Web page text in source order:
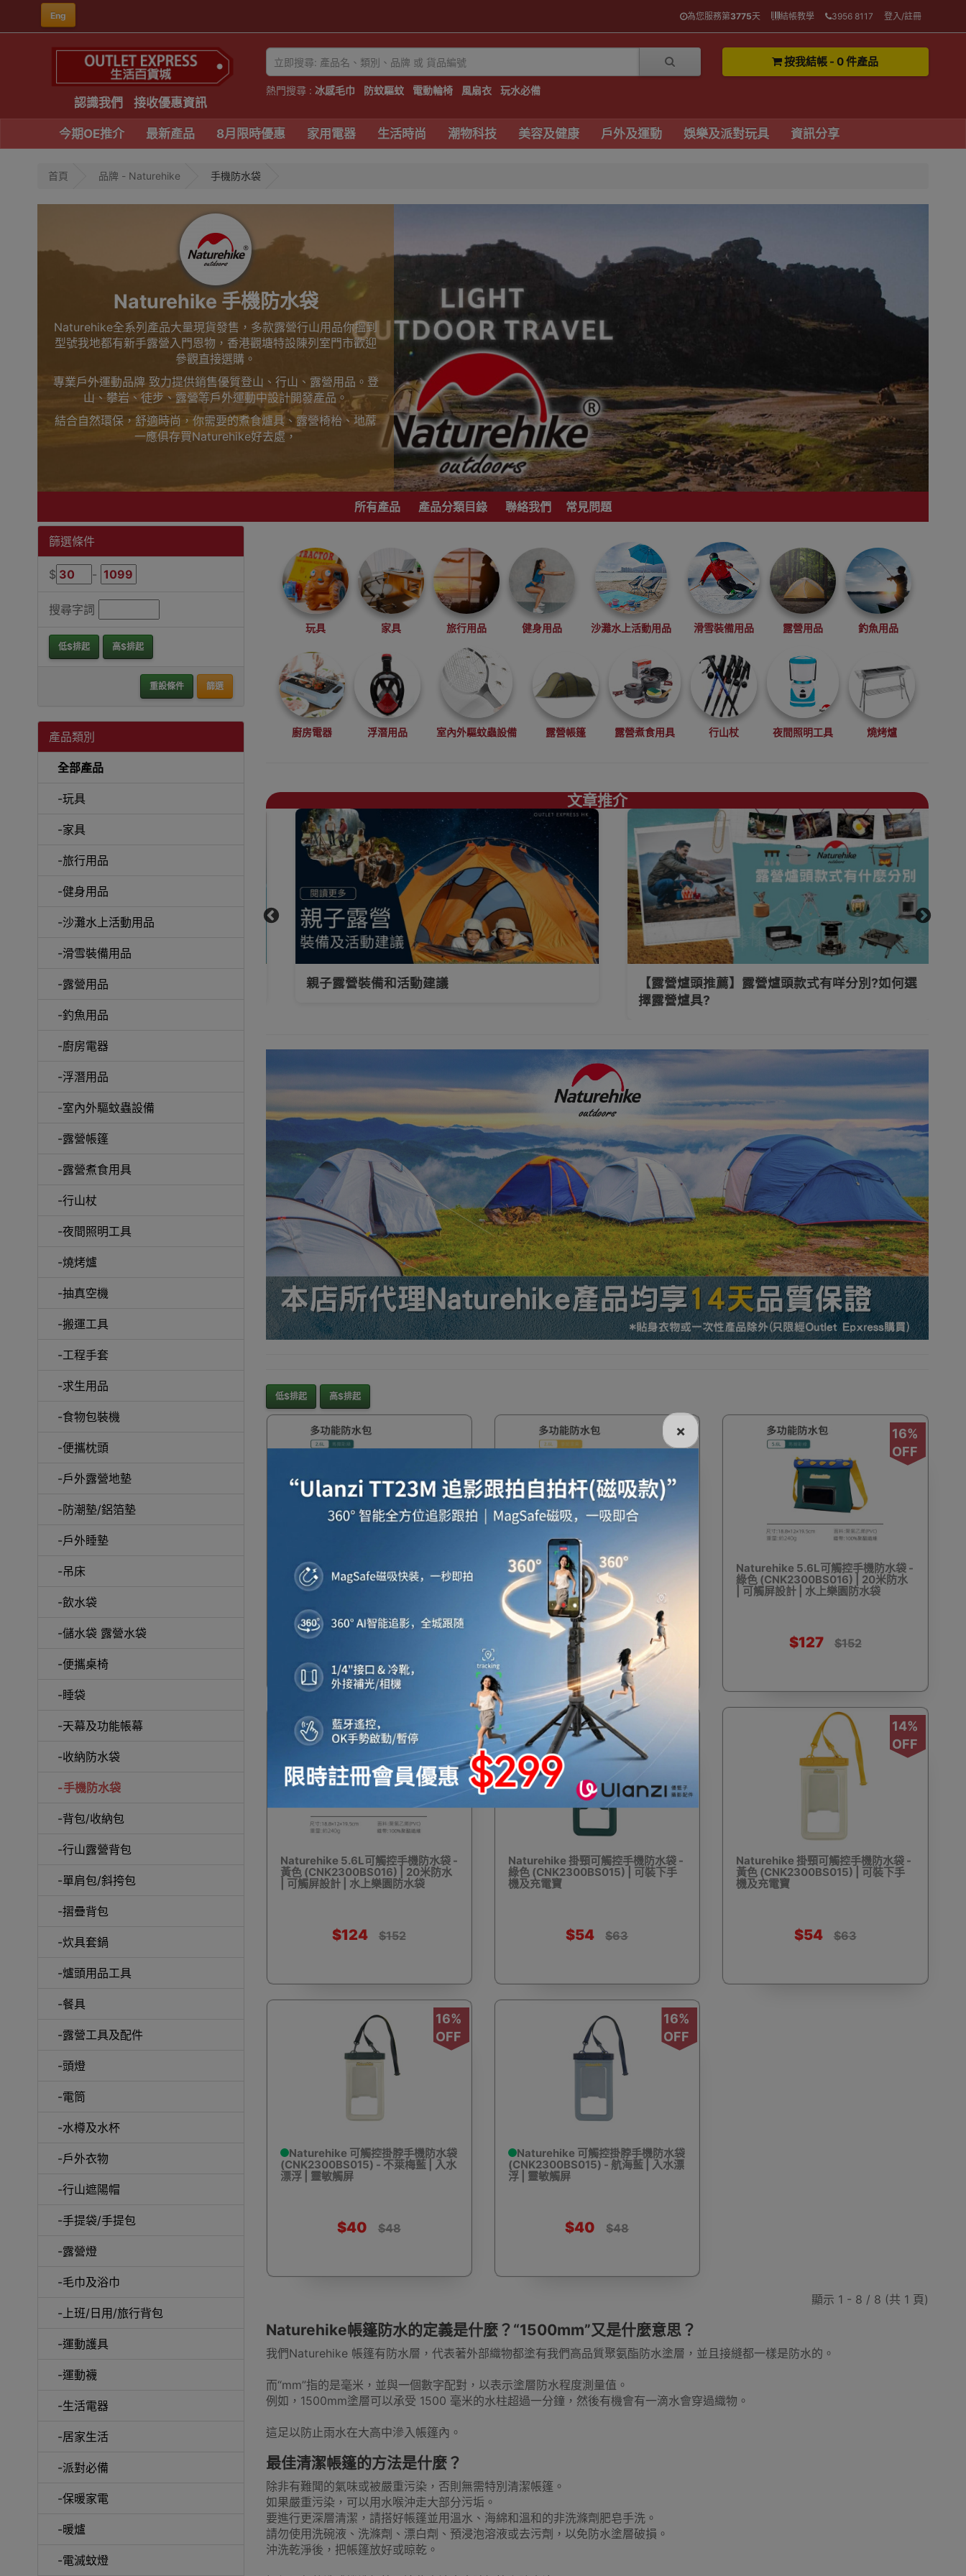
Eng 為您服務第3775天 結帳教學 3956 8117 登入/註冊
認識我們 接收優惠資訊
熱門搜尋 : 冰感毛巾 防蚊驅蚊 電動輪椅 風扇衣 玩水必備
按我結帳 - 0 件產品
今期OE推介 最新產品 8月限時優惠 家用電器 生活時尚 潮物科技 美容及健康 戶外及運動 娛樂及派對玩具 資訊分享
首頁 品牌 - Naturehike 手機防水袋
Naturehike 手機防水袋
Naturehike全系列產品大量現貨發售，多款露營行山用品你搵到
型號我地都有新手露營入門恩物，香港觀塘特設陳列室門市歡迎
參觀直接選購。
專業戶外運動品牌 致力提供銷售優質登山、行山、露營用品。登
山、攀岩、徒步、露營等戶外運動中設計開發產品。
結合自然環保，舒適時尚，你需要的煮食爐具、露營椅枱、地蓆
一應俱存買Naturehike好去處，
觀塘陳列室門市選購
買滿$1000免費送貨，送到港九、新界、旺角都得，睇岩心水就
Outlet Express 生活百貨城為Naturehike香港地區代理商
Naturehike手機防水袋香港銷售點
所有產品 產品分類目錄 聯絡我們 常見問題
篩選條件
$ -
搜尋字詞
低$排起 高$排起
重設條件 篩選
產品類別
全部產品
-玩具
-家具
-旅行用品
-健身用品
-沙灘水上活動用品
-滑雪裝備用品
-露營用品
-釣魚用品
-廚房電器
-浮潛用品
-室內外驅蚊蟲設備
-露營帳篷
-露營煮食用具
-行山杖
-夜間照明工具
-燒烤爐
-抽真空機
-搬運工具
-工程手套
-求生用品
-食物包裝機
-便攜枕頭
-戶外露營地墊
-防潮墊/鋁箔墊
-戶外睡墊
-吊床
-飲水袋
-儲水袋 露營水袋
-便攜桌椅
-睡袋
-天幕及功能帳幕
-收納防水袋
-手機防水袋
-背包/收納包
-行山露營背包
-單肩包/斜挎包
-摺疊背包
-炊具套鍋
-爐頭用品工具
-餐具
-露營工具及配件
-頭燈
-電筒
-水樽及水杯
-戶外衣物
-行山遮陽帽
-手提袋/手提包
-露營燈
-毛巾及浴巾
-上班/日用/旅行背包
-運動護具
-運動襪
-生活電器
-居家生活
-派對必備
-保暖家電
-暖爐
-電滅蚊燈
玩具 家具 旅行用品 健身用品 沙灘水上活動用品 滑雪裝備用品 露營用品 釣魚用品
廚房電器 浮潛用品 室內外驅蚊蟲設備 露營帳篷 露營煮食用具 行山杖 夜間照明工具 燒烤爐
抽真空機 搬運工具 工程手套 求生用品 食物包裝機 便攜枕頭 戶外露營地墊 防潮墊/鋁箔墊
戶外睡墊 吊床 飲水袋 儲水袋 露營水袋 便攜桌椅 睡袋 天幕及功能帳幕 收納防水袋
露營工具及配件 電筒 水樽及水杯 戶外衣物 行山遮陽帽 手提袋/手提包 露營燈
毛巾及浴巾 上班/日用/旅行背包 運動護具 運動襪 生活電器 居家生活 派對必備 保暖家電
充氣枕頭
食品收納保存飯盒 沙灘用品 防曬用品 戶外充氣梳化 滑雪手套 運動保護裝備
戶外燒烤爐 燒烤工具及配件 雨衣 旅行收納袋 防雨背包套
保溫冰箱 保暖內衣 保暖鞋 腳部保暖 露營便攜床/行軍床
天幕布 充氣床墊/氣墊床 充氣梳化 焚火台 防風繩 健身保護用品 保溫瓶 其他玩具
披肩/手袖 戶外護腿 戲水用品 露營裝飾 營釘 露營特殊配件 互外洗澡更衣帳篷用品 野餐墊
物業管理及場地用品 摺床款
電擊式電滅蚊燈 騎行雨衣 普通行李箱 尼龍摺床 滑雪冷帽 方型炭火戶外燒烤爐
串燒燒烤爐 日韓式燒烤爐 燒烤網/烤架/烤盤/烤墊
文章推介
拆解: 尋找屬於你的行山杖 親子露營裝備和活動建議
【露營爐頭推薦】露營爐頭款式有咩分別?如何選
擇露營爐具?
低$排起 高$排起
Naturehike 2.6L可觸控手機防水袋 -
綠色 (CNK2300BS016) | 20米防水
| 可觸屏設計 | 水上樂園防水袋
Naturehike 2.6L可觸控手機防水袋 -
黃色 (CNK2300BS016) | 20米防水
| 可觸屏設計 | 水上樂園防水袋
$135
16%
OFF
Naturehike 5.6L可觸控手機防水袋 -
綠色 (CNK2300BS016) | 20米防水
| 可觸屏設計 | 水上樂園防水袋
$127 $152
OFF
Naturehike 5.6L可觸控手機防水袋 -
黃色 (CNK2300BS016) | 20米防水
| 可觸屏設計 | 水上樂園防水袋
$124 $152
Naturehike 掛頸可觸控手機防水袋 -
綠色 (CNK2300BS015) | 可裝下手
機及充電寶
$54 $63
14%
OFF
Naturehike 掛頸可觸控手機防水袋 -
黃色 (CNK2300BS015) | 可裝下手
機及充電寶
$54 $63
16%
OFF
Naturehike 可觸控掛脖手機防水袋
(CNK2300BS015) - 不萊梅藍 | 入水
漂浮 | 靈敏觸屏
$40 $48
16%
OFF
Naturehike 可觸控掛脖手機防水袋
(CNK2300BS015) - 航海藍 | 入水漂
浮 | 靈敏觸屏
$40 $48
顯示 1 - 8 / 8 (共 1 頁)
×
Naturehike帳篷防水的定義是什麼？“1500mm”又是什麼意思？
我們Naturehike 帳篷有防水層，代表著外部織物都塗有我們高品質聚氨酯防水塗層，並且接縫都一樣是防水的。
而“mm”指的是毫米，並與一個數字配對，以表示塗層防水程度測量值。
例如，1500mm塗層可以承受 1500 毫米的水柱超過一分鐘，然後有機會有一滴水會穿過織物。
這足以防止雨水在大高中滲入帳篷內。
最佳清潔帳篷的方法是什麼？
除非有難聞的氣味或被嚴重污染，否則無需特別清潔帳篷。
如果嚴重污染，可以用水喉沖走大部分污垢。
要進行更深層清潔，請搭好帳篷並用溫水、海綿和溫和的非洗滌劑肥皂手洗。
請勿使用洗碗液、洗滌劑、漂白劑、預浸泡溶液或去污劑，以免防水塗層破損。
沖洗乾淨後，把帳篷放好或晾乾。